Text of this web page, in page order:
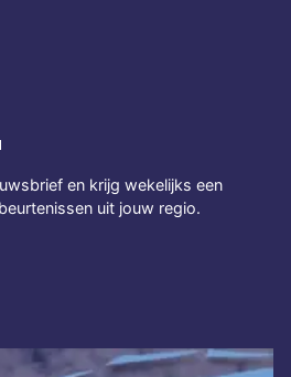
en krijg wekelijks een
uit jouw regio.